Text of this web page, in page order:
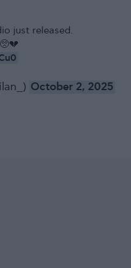
just released.
October 2, 2025